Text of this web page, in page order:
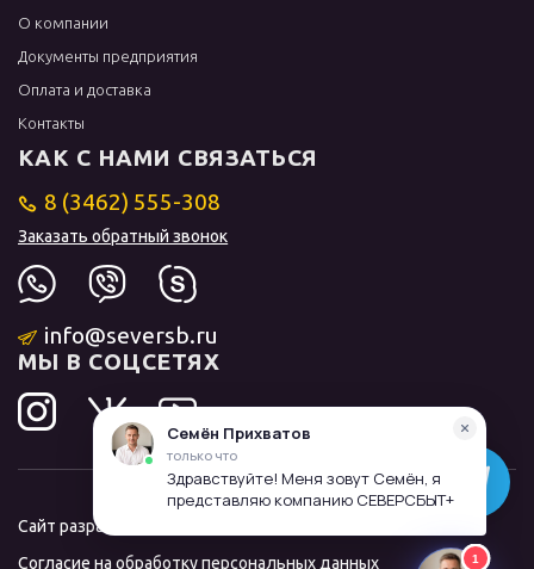
О компании
Документы предприятия
Оплата и доставка
Контакты
КАК С НАМИ СВЯЗАТЬСЯ
8 (3462) 555-308
Заказать обратный звонок
info@seversb.ru
МЫ В СОЦСЕТЯХ
Сайт разработал и продвинул
Согласие на обработку персональных данных